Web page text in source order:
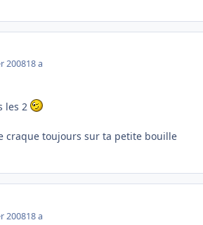
200818 a
les 2
craque toujours sur ta petite bouille
200818 a